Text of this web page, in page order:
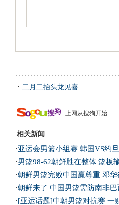
二月二抬头龙见喜
上网从搜狗开始
相关新闻
·亚运会男篮小组赛 韩国VS约
·男篮98-62朝鲜胜在整体 篮板
·朝鲜男篮完败中国赢尊重 邓
·朝鲜来了 中国男篮需防南非巴
·[亚运话题]中朝男篮对抗赛 一